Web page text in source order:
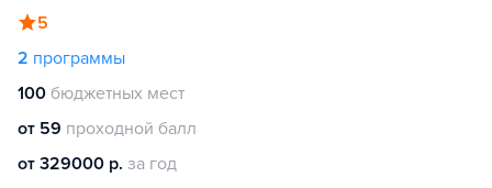
5
2 программы
100 бюджетных мест
от 59 проходной балл
от 329000 р. за год